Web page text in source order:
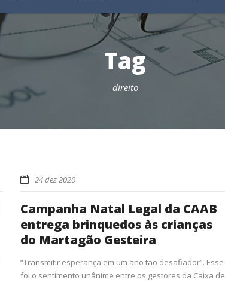
Tag
direito
24 dez 2020
Campanha Natal Legal da CAAB
entrega brinquedos às crianças
do Martagão Gesteira
“Transmitir esperança em um ano tão desafiador”. Esse
foi o sentimento unânime entre os gestores da Caixa de